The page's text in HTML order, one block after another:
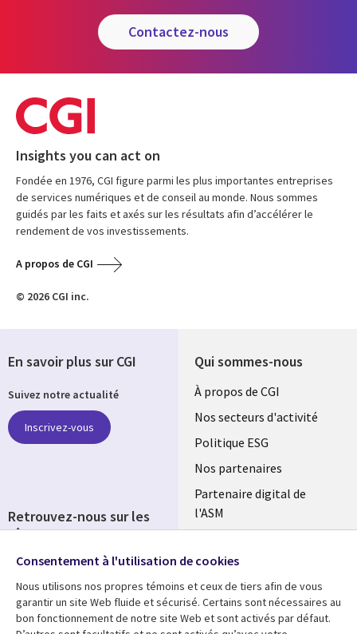
contactez-nous
Insights you can act on
Fondée en 1976, CGI figure parmi les plus importantes entreprises
de services numériques et de conseil au monde. Nous sommes
guidés par les faits et axés sur les résultats afin d’accélérer le
rendement de vos investissements.
A propos de CGI
© 2026 CGI inc.
Qui sommes-nous
Useful
links
FRANCE
À propos de CGI
Nos secteurs d'activité
Politique ESG
Nos partenaires
Partenaire digital de
l'ASM
Fusions
En savoir plus sur CGI
Suivez notre actualité
Inscrivez-vous
Retrouvez-nous sur les
réseaux
Social
Media
FRANCE
Consentement à l'utilisation de cookies
Nous utilisons nos propres témoins et ceux de tiers afin de vous
garantir un site Web fluide et sécurisé. Certains sont nécessaires au
bon fonctionnement de notre site Web et sont activés par défaut.